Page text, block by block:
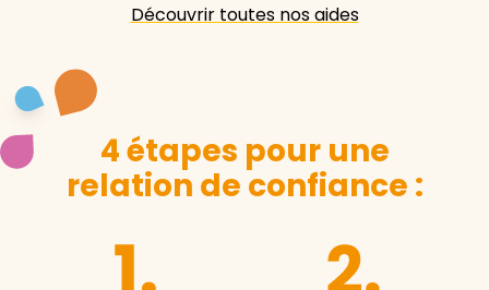
Découvrir toutes nos aides
4 étapes pour une
relation de confiance :